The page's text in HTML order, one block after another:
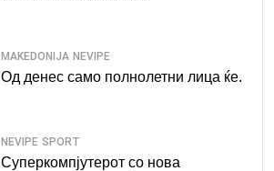
MAKEDONIJA NEVIPE
Од денес само полнолетни лица ќе.
NEVIPE SPORT
Суперкомпјутерот со нова